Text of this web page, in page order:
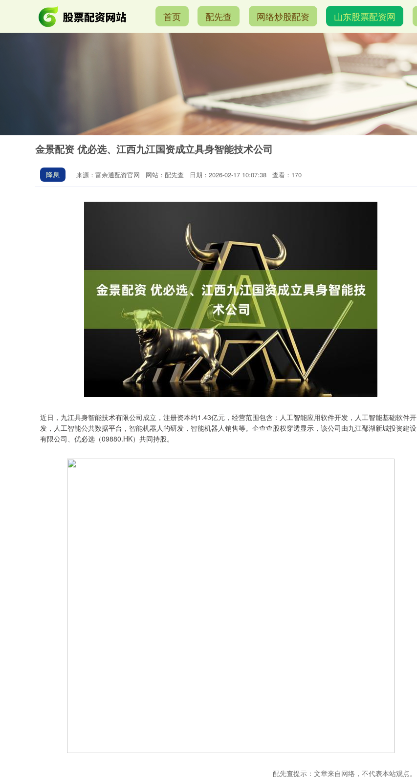
首页 配先查 网络炒股配资 山东股票配资网
金景配资 优必选、江西九江国资成立具身智能技术公司
降息 来源：富余通配资官网 网站：配先查 日期：2026-02-17 10:07:38 查看：170
近日，九江具身智能技术有限公司成立，注册资本约1.43亿元，经营范围包含：人工智能应用软件开发，人工智能基础软件开
发，人工智能公共数据平台，智能机器人的研发，智能机器人销售等。企查查股权穿透显示，该公司由九江鄱湖新城投资建设
有限公司、优必选（09880.HK）共同持股。
配先查提示：文章来自网络，不代表本站观点。
21.92 0.57% 深证成指 14110.12 -34.08 -0.24% 沪深300 4651.31